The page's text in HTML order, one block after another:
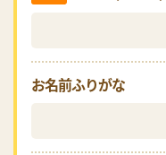
お名前ふりがな